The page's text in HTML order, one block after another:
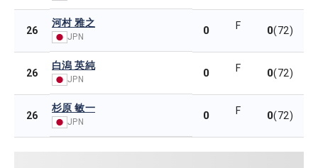
26
河村 雅之
JPN 0 F 0(72)
26
白潟 英純
JPN 0 F 0(72)
26
杉原 敏一
JPN 0 F 0(72)